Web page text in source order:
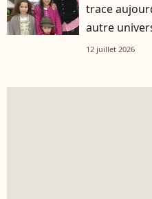
trace
autre
12 juillet 2026